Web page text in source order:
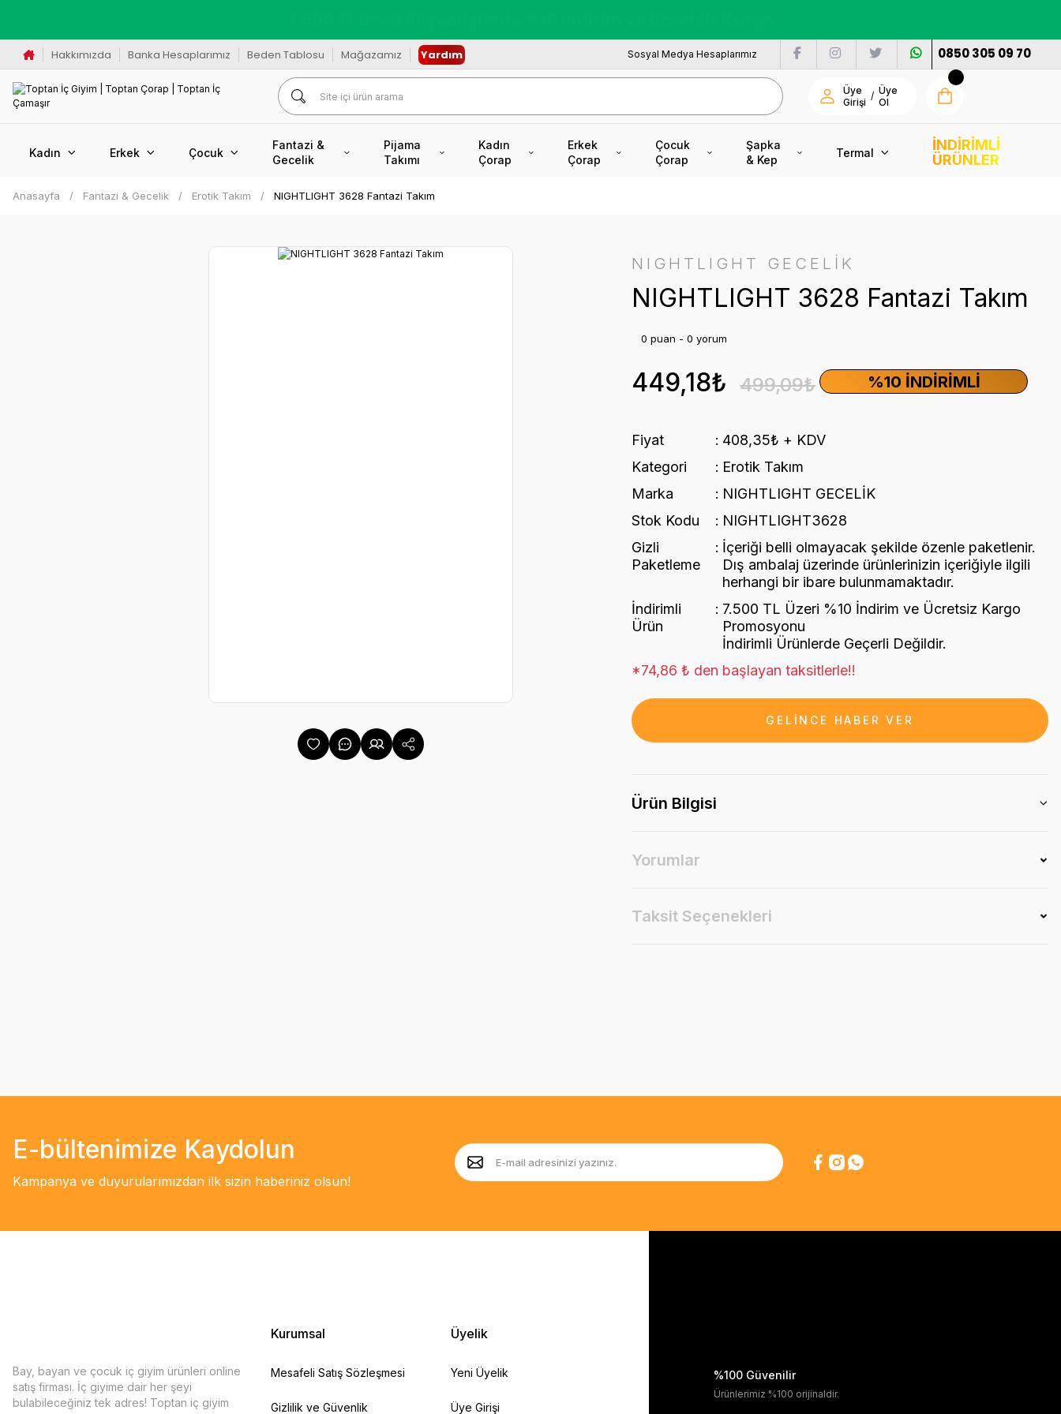
Hakkımızda Banka Hesaplarımız Beden Tablosu Mağazamız Yardım Sosyal Medya Hesaplarımız 0850 305 09 70
Üye
Girişi
/ Üye
Ol
Kadın Erkek Çocuk
Fantazi &
Gecelik
Pijama
Takımı
Kadın
Çorap
Erkek
Çorap
Çocuk
Çorap
Şapka
& Kep
Termal
İNDİRİMLİ
ÜRÜNLER
Anasayfa Fantazi & Gecelik Erotik Takım NIGHTLIGHT 3628 Fantazi Takım
NIGHTLIGHT GECELİK
NIGHTLIGHT 3628 Fantazi Takım
0 puan - 0 yorum
%10 İNDIRIMLI
449,18₺ 499,09₺
Fiyat
408,35₺ + KDV
Kategori
Erotik Takım
Marka
NIGHTLIGHT GECELİK
Stok Kodu
NIGHTLIGHT3628
Gizli
Paketleme
İçeriği belli olmayacak şekilde özenle paketlenir.
Dış ambalaj üzerinde ürünlerinizin içeriğiyle ilgili
herhangi bir ibare bulunmamaktadır.
İndirimli
Ürün
7.500 TL Üzeri %10 İndirim ve Ücretsiz Kargo
Promosyonu
İndirimli Ürünlerde Geçerli Değildir.
*74,86 ₺ den başlayan taksitlerle!!
GELİNCE HABER VER
Ürün Bilgisi
Yorumlar
Taksit Seçenekleri
E-bültenimize Kaydolun
Kampanya ve duyurularımızdan ilk sizin haberiniz olsun!
Bay, bayan ve çocuk iç giyim ürünleri online
satış firması. İç giyime dair her şeyi
bulabileceğiniz tek adres! Toptan iç giyim
Kurumsal
Mesafeli Satış Sözleşmesi
Gizlilik ve Güvenlik
Üyelik
Yeni Üyelik
Üye Girişi
%100 Güvenilir
Ürünlerimiz %100 orijinaldir.